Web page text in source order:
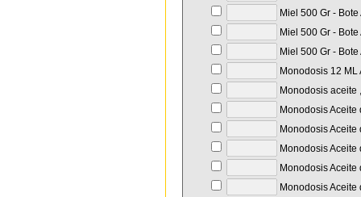
Miel 500 Gr -
Miel 500 Gr -
Miel 500 Gr -
Monodosis 12
Monodosis aceite
Monodosis
Monodosis
Monodosis
Monodosis
Monodosis